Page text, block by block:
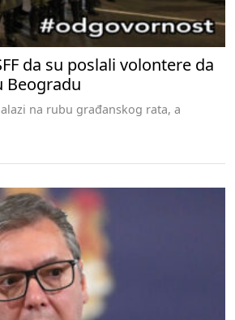
da su poslali volontere da
Beogradu
na rubu građanskog rata, a